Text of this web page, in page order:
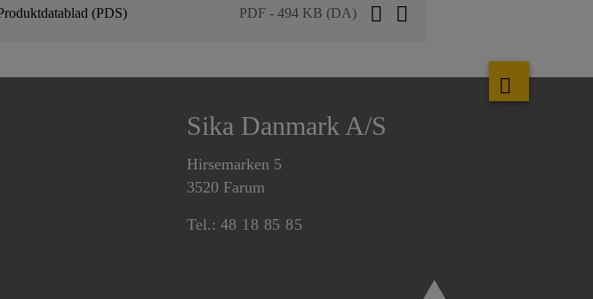
(PDS) PDF - 494 KB (DA)
Sika Danmark A/S
Hirsemarken 5
3520 Farum
Tel.: 48 18 85 85